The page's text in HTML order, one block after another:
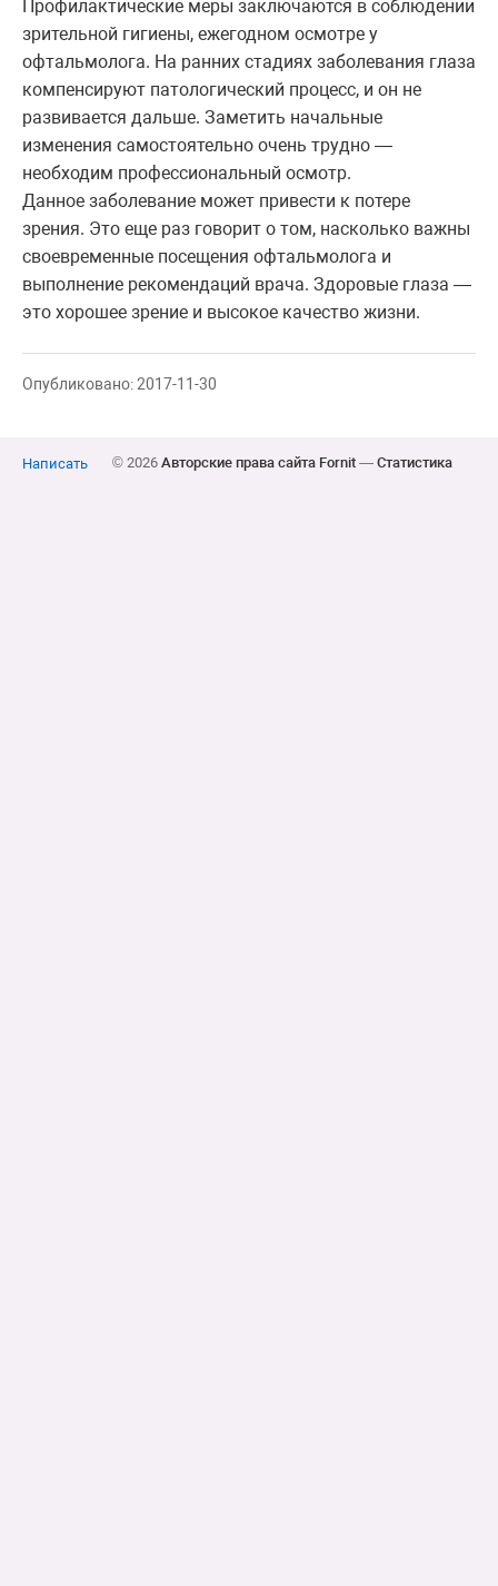
Профилактические меры заключаются в соблюдении
зрительной гигиены, ежегодном осмотре у
офтальмолога. На ранних стадиях заболевания глаза
компенсируют патологический процесс, и он не
развивается дальше. Заметить начальные
изменения самостоятельно очень трудно —
необходим профессиональный осмотр.
Данное заболевание может привести к потере
зрения. Это еще раз говорит о том, насколько важны
своевременные посещения офтальмолога и
выполнение рекомендаций врача. Здоровые глаза —
это хорошее зрение и высокое качество жизни.
Опубликовано: 2017-11-30
Написать © 2026 Авторские права сайта Fornit— Статистика